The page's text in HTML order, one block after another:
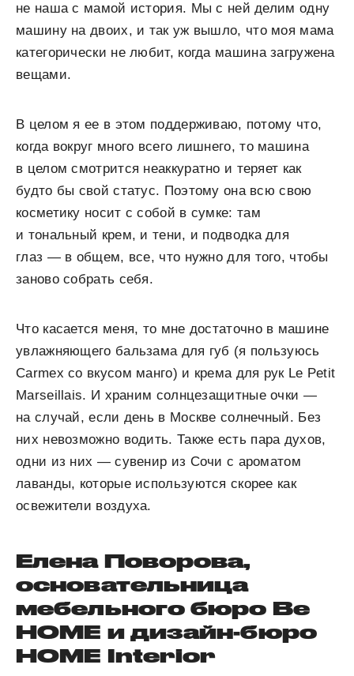
не наша с мамой история. Мы с ней делим одну
машину на двоих, и так уж вышло, что моя мама
категорически не любит, когда машина загружена
вещами.
В целом я ее в этом поддерживаю, потому что,
когда вокруг много всего лишнего, то машина
в целом смотрится неаккуратно и теряет как
будто бы свой статус. Поэтому она всю свою
косметику носит с собой в сумке: там
и тональный крем, и тени, и подводка для
глаз — в общем, все, что нужно для того, чтобы
заново собрать себя.
Что касается меня, то мне достаточно в машине
увлажняющего бальзама для губ (я пользуюсь
Carmex со вкусом манго) и крема для рук Le Petit
Marseillais. И храним солнцезащитные очки —
на случай, если день в Москве солнечный. Без
них невозможно водить. Также есть пара духов,
одни из них — сувенир из Сочи с ароматом
лаванды, которые используются скорее как
освежители воздуха.
Елена Поворова,
основательница
мебельного бюро Be
HOME и дизайн-бюро
HOME Interior